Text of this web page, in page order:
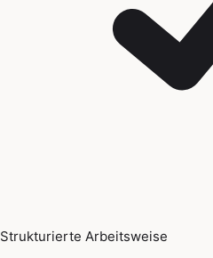
Strukturierte Arbeitsweise